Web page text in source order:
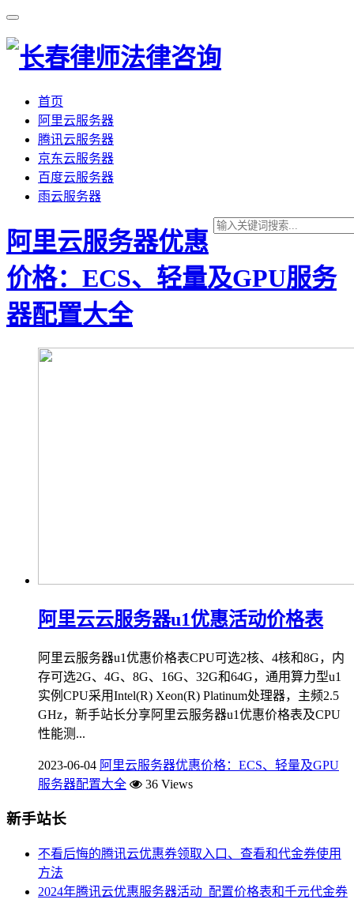
首页
阿里云服务器
腾讯云服务器
京东云服务器
百度云服务器
雨云服务器
阿里云服务器优惠
价格：ECS、轻量及GPU服务
器配置大全
阿里云云服务器u1优惠活动价格表
阿里云服务器u1优惠价格表CPU可选2核、4核和8G，内
存可选2G、4G、8G、16G、32G和64G，通用算力型u1
实例CPU采用Intel(R) Xeon(R) Platinum处理器，主频2.5
GHz，新手站长分享阿里云服务器u1优惠价格表及CPU
性能测...
2023-06-04 阿里云服务器优惠价格：ECS、轻量及GPU
服务器配置大全
36 Views
新手站长
不看后悔的腾讯云优惠券领取入口、查看和代金券使用
方法
2024年腾讯云优惠服务器活动_配置价格表和千元代金券